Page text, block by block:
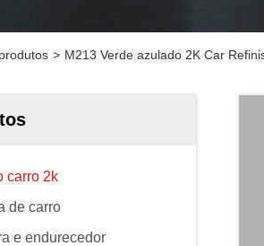
produtos > M213 Verde azulado 2K Car
carro 2k
de carro
e endurecedor